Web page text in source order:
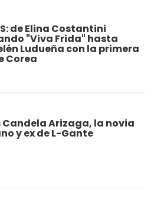
de Elina Costantini
"Viva Frida" hasta
Ludueña con la primera
Corea
Candela Arizaga, la novia
y ex de L-Gante